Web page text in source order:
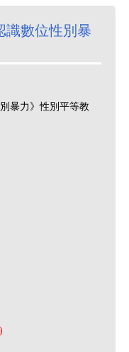
識數位性別暴
暴力》性別平等教